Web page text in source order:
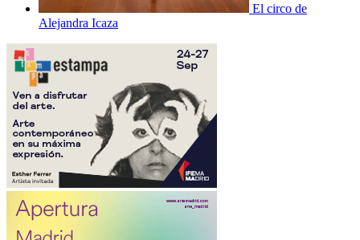
El circo de
Alejandra Icaza